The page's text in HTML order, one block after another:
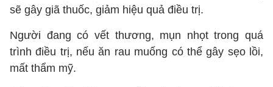
sẽ gây giã thuốc, giảm hiệu quả điều trị.
Người đang có vết thương, mụn nhọt trong quá
trình điều trị, nếu ăn rau muống có thể gây sẹo lồi,
mất thẩm mỹ.